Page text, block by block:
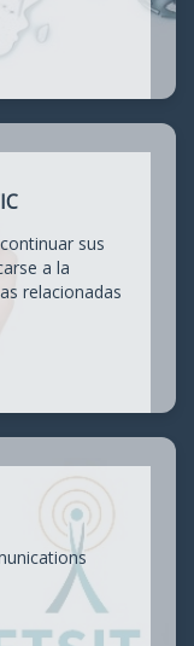
sus
a la
relacionadas